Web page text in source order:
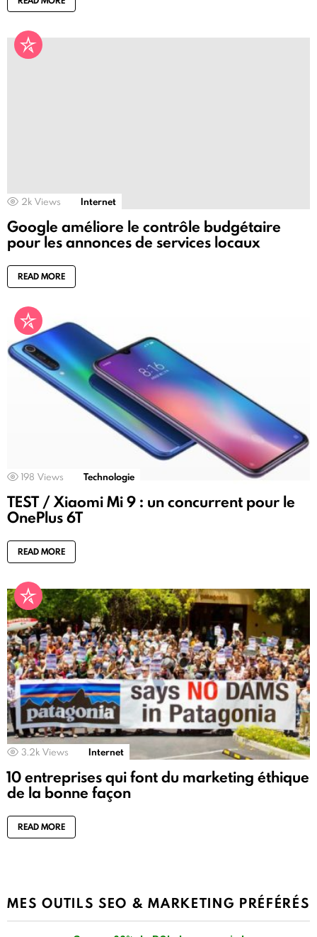
2k Views Internet
Google améliore le contrôle budgétaire
pour les annonces de services locaux
READ MORE
198 Views Technologie
TEST / Xiaomi Mi 9 : un concurrent pour le
OnePlus 6T
READ MORE
3.2k Views Internet
10 entreprises qui font du marketing éthique
de la bonne façon
READ MORE
MES OUTILS SEO & MARKETING PRÉFÉRÉS